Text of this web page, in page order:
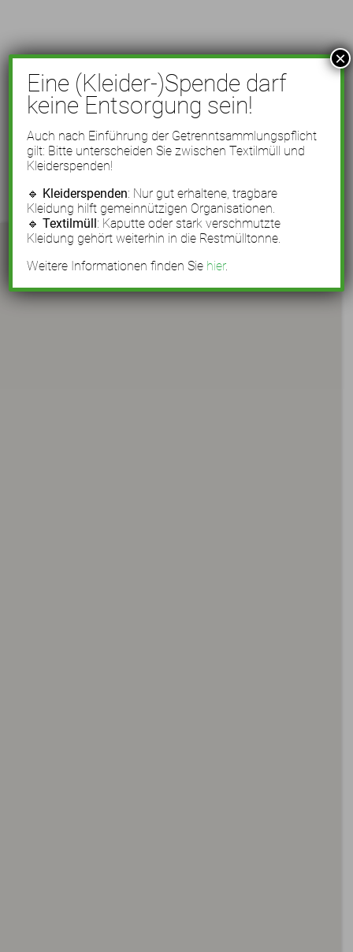
Eine (Kleider-)Spende darf
keine Entsorgung sein!
Auch nach Einführung der Getrenntsammlungspflicht
gilt: Bitte unterscheiden Sie zwischen Textilmüll und
Kleiderspenden!
🔹 Kleiderspenden: Nur gut erhaltene, tragbare
Kleidung hilft gemeinnützigen Organisationen.
🔹Textilmüll: Kaputte oder stark verschmutzte
Kleidung gehört weiterhin in die Restmülltonne.
Weitere Informationen finden Sie hier.
×